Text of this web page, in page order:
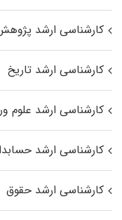
کارشناسی ارشد
کارشناسی ارشد تاریخ
کارشناسی ارشد علوم
کارشناسی ارشد
کارشناسی ارشد حقوق